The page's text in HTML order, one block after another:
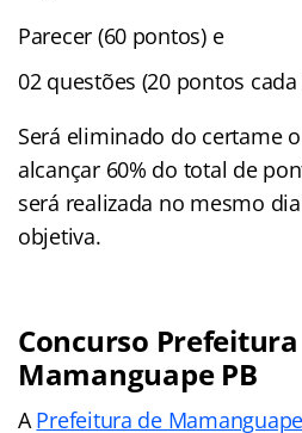
Parecer (60 pontos) e
02 questões (20 pontos
Será eliminado do certame
alcançar 60% do total de
será realizada no mesmo
objetiva.
Concurso
Mamanguape PB
APrefeitura de Mamanguape